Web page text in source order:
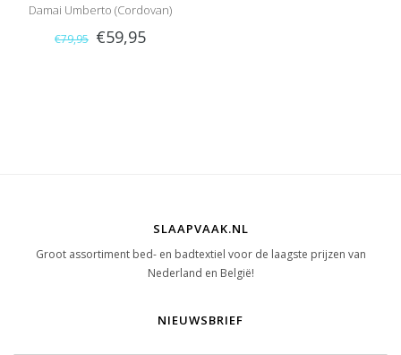
Damai Umberto (Cordovan)
€79,95 €59,95
SLAAPVAAK.NL
Groot assortiment bed- en badtextiel voor de laagste prijzen van
Nederland en België!
NIEUWSBRIEF